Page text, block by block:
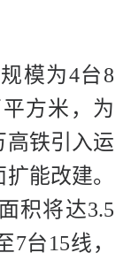
模为4台8
方米，为
高铁引入运
能改建。
积将达3.5
台15线，